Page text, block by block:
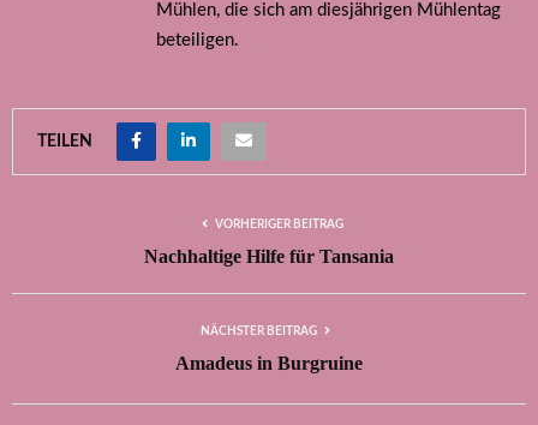
Mühlen, die sich am diesjährigen Mühlentag
beteiligen.
TEILEN
VORHERIGER BEITRAG
Nachhaltige Hilfe für Tansania
NÄCHSTER BEITRAG
Amadeus in Burgruine